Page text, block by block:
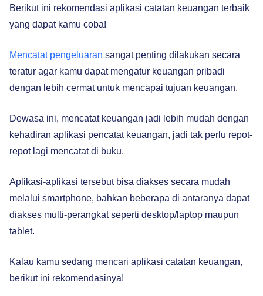
Berikut ini rekomendasi aplikasi catatan keuangan terbaik
yang dapat kamu coba!
Mencatat pengeluaran sangat penting dilakukan secara
teratur agar kamu dapat mengatur keuangan pribadi
dengan lebih cermat untuk mencapai tujuan keuangan.
Dewasa ini, mencatat keuangan jadi lebih mudah dengan
kehadiran aplikasi pencatat keuangan, jadi tak perlu repot-
repot lagi mencatat di buku.
Aplikasi-aplikasi tersebut bisa diakses secara mudah
melalui smartphone, bahkan beberapa di antaranya dapat
diakses multi-perangkat seperti desktop/laptop maupun
tablet.
Kalau kamu sedang mencari aplikasi catatan keuangan,
berikut ini rekomendasinya!